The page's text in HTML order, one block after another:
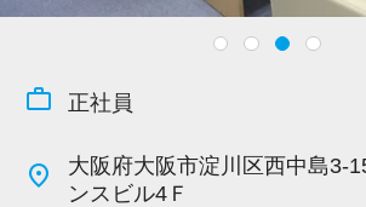
work_outline 正社員
place
大阪府大阪市淀川区西中島3-
ンスビル4Ｆ